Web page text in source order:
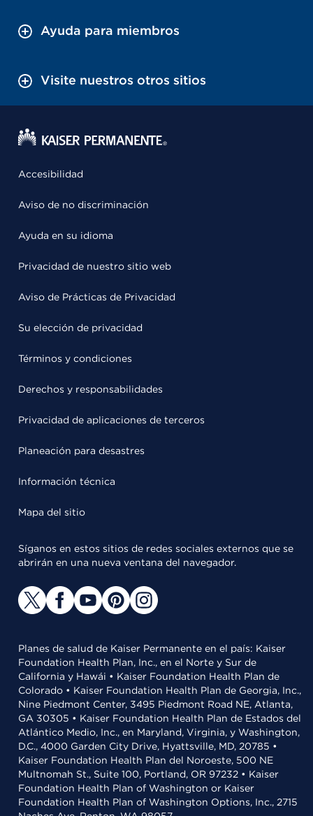
Ayuda para miembros
Visite nuestros otros sitios
Accesibilidad
Aviso de no discriminación
Ayuda en su idioma
Privacidad de nuestro sitio web
Aviso de Prácticas de Privacidad
Su elección de privacidad
Términos y condiciones
Derechos y responsabilidades
Privacidad de aplicaciones de terceros
Planeación para desastres
Información técnica
Mapa del sitio
Síganos en estos sitios de redes sociales externos que se
abrirán en una nueva ventana del navegador.
Planes de salud de Kaiser Permanente en el país: Kaiser
Foundation Health Plan, Inc., en el Norte y Sur de
California y Hawái • Kaiser Foundation Health Plan de
Colorado • Kaiser Foundation Health Plan de Georgia, Inc.,
Nine Piedmont Center, 3495 Piedmont Road NE, Atlanta,
GA 30305 • Kaiser Foundation Health Plan de Estados del
Atlántico Medio, Inc., en Maryland, Virginia, y Washington,
D.C., 4000 Garden City Drive, Hyattsville, MD, 20785 •
Kaiser Foundation Health Plan del Noroeste, 500 NE
Multnomah St., Suite 100, Portland, OR 97232 • Kaiser
Foundation Health Plan of Washington or Kaiser
Foundation Health Plan of Washington Options, Inc., 2715